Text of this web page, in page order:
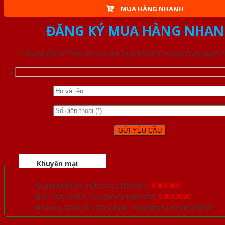
MUA HÀNG NHANH
ĐĂNG KÝ MUA HÀNG
Chúng tôi sẽ liên lạc lại với quý khách trong thời gian
Khuyến mại
Quà tặng đồ nội thất trang trí lên đến 1.000.000đ
Giảm trực tiếp khi mua đơn hàng lớn hơn 3.000.000đ
Nhiều ưu đãi lớn khi đăng ký tài khoản thành viên thân thiết